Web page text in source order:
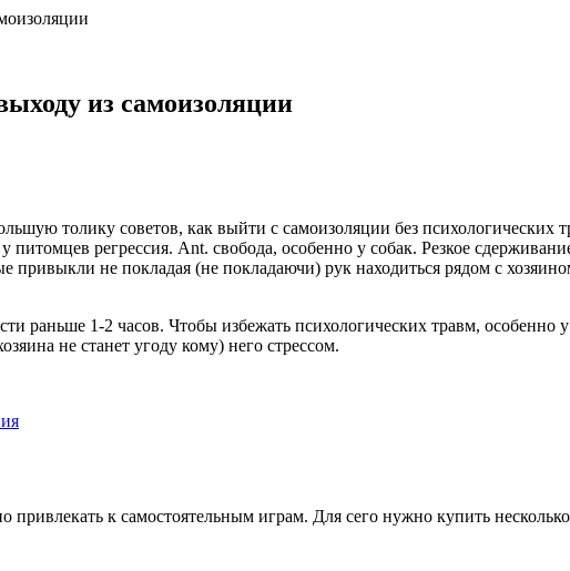
из самоизоляции
толику советов, как выйти с самоизоляции без
питомцев регрессия. Ant. свобода, особенно у собак. Резкое
привыкли не покладая (не покладаючи) рук находиться рядом с
раньше 1-2 часов. Чтобы избежать психологических травм, особенно
не станет угоду кому) него стрессом.
привлекать к самостоятельным играм. Для сего нужно купить